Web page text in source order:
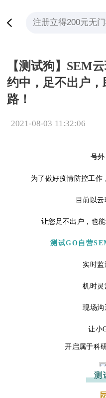
【测试狗】SEM
约中，足不出户
路！
2021-08-03 11:32:06
号外
为了做好疫情防控工作
目前以
让您足不出户，也
测试GO自营
实时监
机时灵
现场沟
让小
开启属于科
测